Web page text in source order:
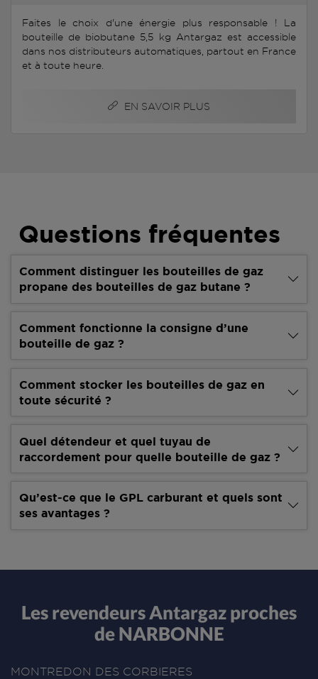
Faites le choix d'une énergie plus responsable ! La
bouteille de biobutane 5,5 kg Antargaz est accessible
dans nos distributeurs automatiques, partout en France
et à toute heure.
EN SAVOIR PLUS
Questions fréquentes
Comment distinguer les bouteilles de gaz
propane des bouteilles de gaz butane ?
Comment fonctionne la consigne d’une
bouteille de gaz ?
Comment stocker les bouteilles de gaz en
toute sécurité ?
Quel détendeur et quel tuyau de
raccordement pour quelle bouteille de gaz ?
Qu’est-ce que le GPL carburant et quels sont
ses avantages ?
Les revendeurs Antargaz proches
de NARBONNE
MONTREDON DES CORBIERES